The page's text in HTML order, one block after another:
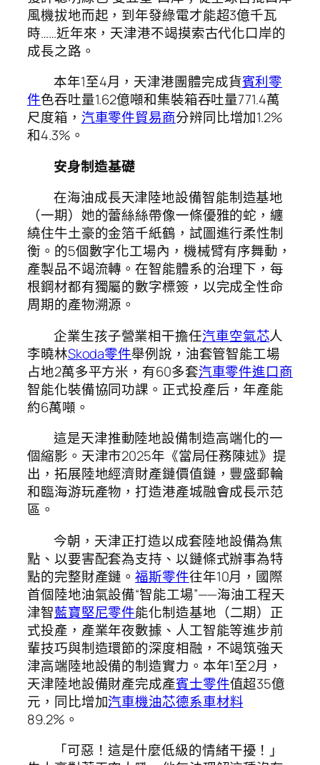
風機拔地而起，到年發綠電才能超3億千瓦
時……近年來，天津港不竭摸索古代化口岸的
成長之路。
本年1至4月，天津港團體完成貨賓利零
件色吞吐量1.62億噸和集裝箱吞吐量771.4萬
尺度箱， 汽車零件貿易商分辨同比增加1.2%
和4.3%。
安身制造基礎
在海油成長天津陸地設備智能制造基地
（一期）她的蕾絲絲帶像一條優雅的蛇，纏
繞住牛土豪的金箔千紙鶴，試圖進行柔性制
衡。的5個數字化工場內，機械臂有序舞動，
產製品不竭流轉。在智能體系的治理下，每
根鋼材都有獨屬的數字標簽，以完成全性命
周期的產物溯源。
企業生孩子營業相干擔任汽車空氣芯人
李曉林Skoda零件舉例說，油套管智能工場
占地2萬多平方米，有60多套汽車零件進口商
智能化裝備協同功課。正式投產后，年產能
約6萬噸。
這是天津推動陸地設備制造高端化的一
個縮影。天津市2025年《當局任務陳述》提
出，拓展陸地經濟財產鏈價值鏈，豐盛郵輪
和臨海游玩產物，打造港產城融會成長示范
區。
今朝，天津正打造以成套陸地設備為焦
點、以要害配套為支持、以鏈條式辦事為特
點的完整財產鏈。福斯零件往年10月，國際
首個陸地油氣設備“智能工場”——海油工程天
津智藍寶堅尼零件能化制造基地（二期）正
式投產，產業年夜數據、人工智能等進步前
輩技巧與制造環節的深度相融，不竭筑強天
津高端陸地設備的制造實力。本年1至2月，
天津陸地設備財產完成產賓士零件值超35億
元，同比增加汽車機油芯德系車材料
89.2%。
「可惡！這是什麼低級的情緒干擾！」